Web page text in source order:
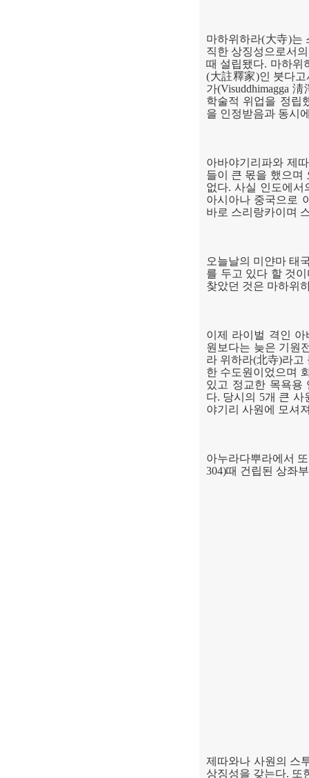
마하위하라(大寺)는
직한 상징성으로서
때 설립됐다. 마하위
(大註釋家)인 붓다고
가(Visuddhimagga 淸
학술적 위업을 정립
을 인정받음과 동시
아바야기리파와 제
들이 큰 몫을 했으며
없다. 사실 인도에
아시아나 중국으로
바로 스리랑카이며
오늘날의 미얀마 태
를 두고 있다 할 것
찾았던 것은 마하위
이제 라이벌 격인 아
원보다는 늦은 기원
라 위하라(北寺)라고
한 수도원이었으며
있고 정교한 목욕용
다. 당시의 5개 큰 사
야기리 사원에 모셔
아누라다뿌라에서
304)때 건립된 상좌
제따와나 사원의 스
상징성을 갖는다. 또